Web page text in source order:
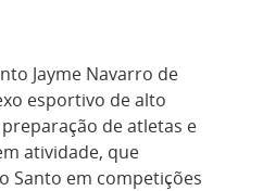
Jayme Navarro de
esportivo de alto
de atletas e
atividade, que
Santo em competições